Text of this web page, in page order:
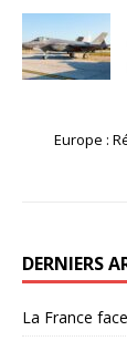
Europe :
DERNIERS
La France